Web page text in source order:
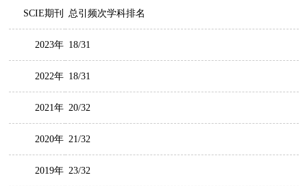
SCIE期刊 总引频次学科排名
2023年 18/31
2022年 18/31
2021年 20/32
2020年 21/32
2019年 23/32